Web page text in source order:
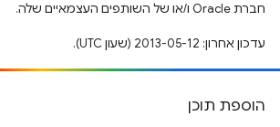
חברת Oracle ו/או של השותפים העצמאיים שלה.
עדכון אחרון: 2013-05-12 (שעון UTC).
הוספת תוכן